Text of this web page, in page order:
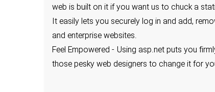
web is built on it if you want us to chuck a
It easily lets you securely log in and add,
and enterprise websites.
Feel Empowered - Using asp.net puts you
those pesky web designers to change it for